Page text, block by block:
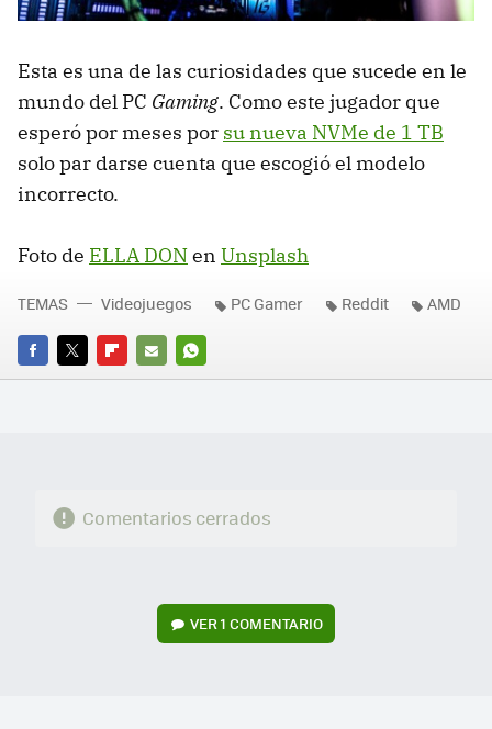
Esta es una de las curiosidades que sucede en le
mundo del PC Gaming. Como este jugador que
esperó por meses por su nueva NVMe de 1 TB
solo par darse cuenta que escogió el modelo
incorrecto.
Foto de ELLA DONen Unsplash
FACEBOOK
TWITTERFLIPBOARD
E-
WHATSAPP
TEMAS Videojuegos PC Gamer Reddit AMD
Comentarios cerrados
VER1 COMENTARIO